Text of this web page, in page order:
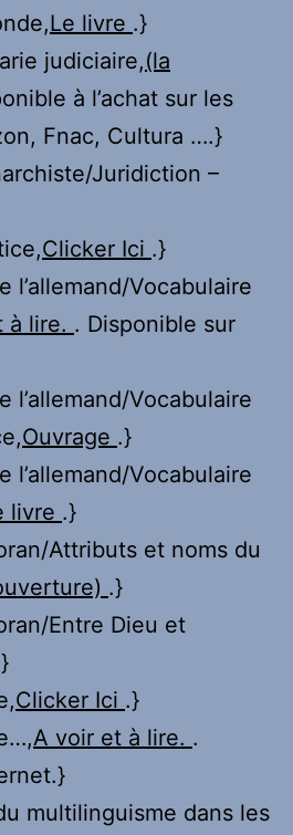
Le livre .}
judiciaire,(la
à l’achat sur les
Fnac, Cultura ….}
Juridiction –
Clicker Ici .}
l’allemand/Vocabulaire
à lire. . Disponible sur
l’allemand/Vocabulaire
Ouvrage .}
l’allemand/Vocabulaire
livre .}
Attributs et noms du
.}
Entre Dieu et
Clicker Ici .}
A voir et à lire. .
multilinguisme dans les